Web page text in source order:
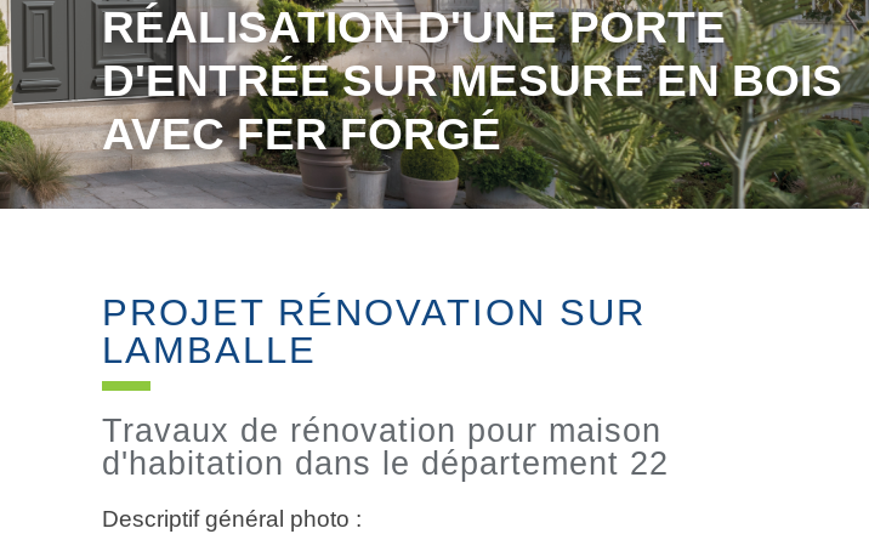
RÉALISATION D'UNE PORTE
D'ENTRÉE SUR MESURE EN BOIS
AVEC FER FORGÉ
PROJET RÉNOVATION SUR
LAMBALLE
Travaux de rénovation pour maison
d'habitation dans le département 22
Descriptif général photo :